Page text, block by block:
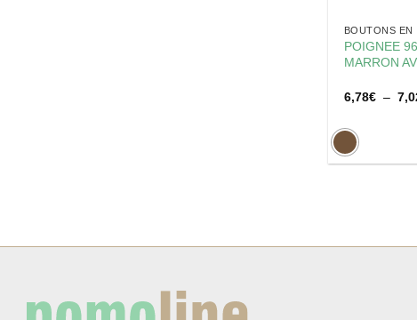
BOUTONS
POIGNEE
MARRON
6,78€ –